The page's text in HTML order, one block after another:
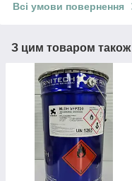
Всі умови повернення
З цим товаром